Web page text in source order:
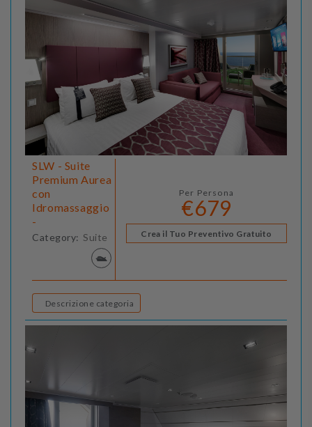
SLW - Suite
Premium Aurea
con
Idromassaggio
-
Category: Suite
Per Persona
€679
Crea il Tuo Preventivo Gratuito
Descrizione categoria